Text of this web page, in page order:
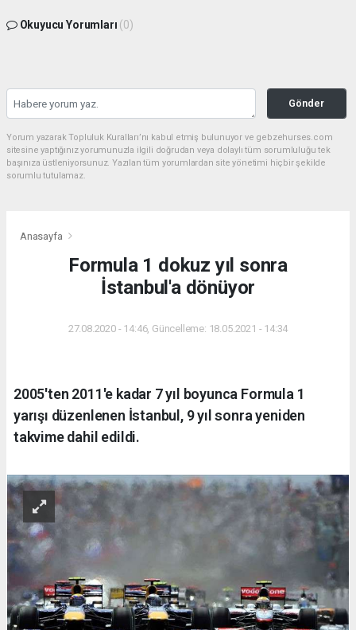
Okuyucu Yorumları (0)
Gönder
Yorum yazarak Topluluk Kuralları’nı kabul etmiş bulunuyor ve gebzehurses.com
sitesine yaptığınız yorumunuzla ilgili doğrudan veya dolaylı tüm sorumluluğu tek
başınıza üstleniyorsunuz. Yazılan tüm yorumlardan site yönetimi hiçbir şekilde
sorumlu tutulamaz.
Anasayfa
Formula 1 dokuz yıl sonra
İstanbul'a dönüyor
27.08.2020 - 14:46, Güncelleme: 18.05.2021 - 14:34
2005'ten 2011'e kadar 7 yıl boyunca Formula 1
yarışı düzenlenen İstanbul, 9 yıl sonra yeniden
takvime dahil edildi.